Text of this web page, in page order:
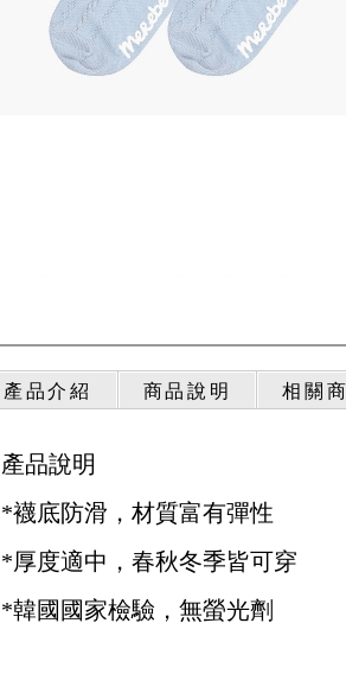
產品介紹 商品說明 相關
產品說明
*襪底防滑，材質富有彈性
*厚度適中，春秋冬季皆可穿
*韓國國家檢驗，無螢光劑